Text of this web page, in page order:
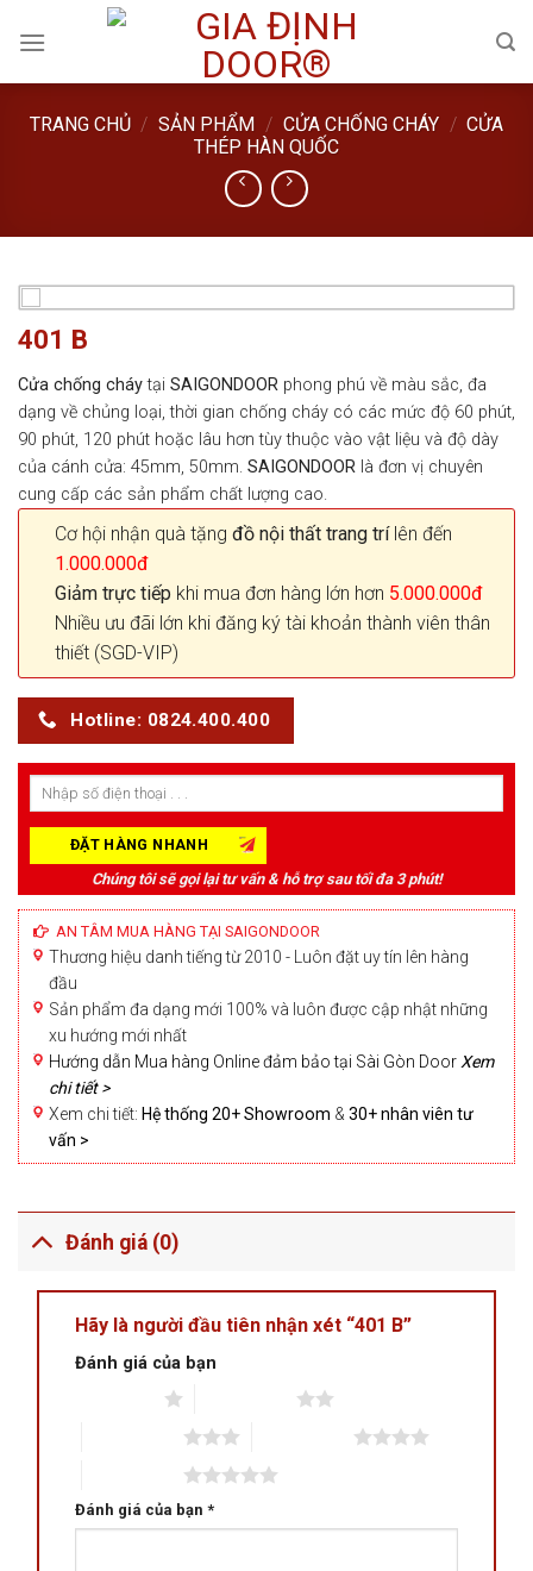
TRANG CHỦ / SẢN PHẨM / CỬA CHỐNG CHÁY / CỬA
THÉP HÀN QUỐC
401 B
Cửa chống cháytại SAIGONDOOR phong phú về màu sắc, đa
dạng về chủng loại, thời gian chống cháy có các mức độ 60 phút,
90 phút, 120 phút hoặc lâu hơn tùy thuộc vào vật liệu và độ dày
của cánh cửa: 45mm, 50mm. SAIGONDOOR là đơn vị chuyên
cung cấp các sản phẩm chất lượng cao.
Cơ hội nhận quà tặng đồ nội thất trang trílên đến
1.000.000đ
Giảm trực tiếp khi mua đơn hàng lớn hơn 5.000.000đ
Nhiều ưu đãi lớn khi đăng ký tài khoản thành viên thân
thiết (SGD-VIP)
Hotline: 0824.400.400
Chúng tôi sẽ gọi lại tư vấn & hỗ trợ sau tối đa 3 phút!
AN TÂM MUA HÀNG TẠI SAIGONDOOR
Thương hiệu danh tiếng từ 2010 - Luôn đặt uy tín lên hàng
đầu
Sản phẩm đa dạng mới 100% và luôn được cập nhật những
xu hướng mới nhất
Hướng dẫn Mua hàng Online đảm bảo tại Sài Gòn Door Xem
chi tiết >
Xem chi tiết: Hệ thống 20+ Showroom & 30+ nhân viên tư
vấn >
Đánh giá (0)
Hãy là người đầu tiên nhận xét “401 B”
Đánh giá của bạn
Đánh giá của bạn *